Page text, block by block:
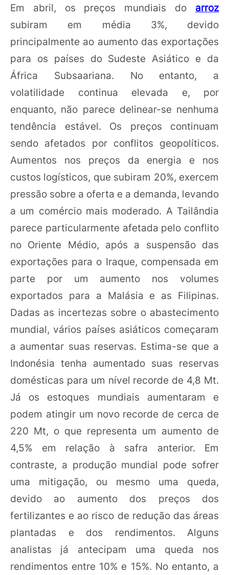
Em abril, os preços mundiais do arroz
subiram em média 3%, devido
principalmente ao aumento das exportações
para os países do Sudeste Asiático e da
África Subsaariana. No entanto, a
volatilidade continua elevada e, por
enquanto, não parece delinear-se nenhuma
tendência estável. Os preços continuam
sendo afetados por conflitos geopolíticos.
Aumentos nos preços da energia e nos
custos logísticos, que subiram 20%, exercem
pressão sobre a oferta e a demanda, levando
a um comércio mais moderado. A Tailândia
parece particularmente afetada pelo conflito
no Oriente Médio, após a suspensão das
exportações para o Iraque, compensada em
parte por um aumento nos volumes
exportados para a Malásia e as Filipinas.
Dadas as incertezas sobre o abastecimento
mundial, vários países asiáticos começaram
a aumentar suas reservas. Estima-se que a
Indonésia tenha aumentado suas reservas
domésticas para um nível recorde de 4,8 Mt.
Já os estoques mundiais aumentaram e
podem atingir um novo recorde de cerca de
220 Mt, o que representa um aumento de
4,5% em relação à safra anterior. Em
contraste, a produção mundial pode sofrer
uma mitigação, ou mesmo uma queda,
devido ao aumento dos preços dos
fertilizantes e ao risco de redução das áreas
plantadas e dos rendimentos. Alguns
analistas já antecipam uma queda nos
rendimentos entre 10% e 15%. No entanto, a